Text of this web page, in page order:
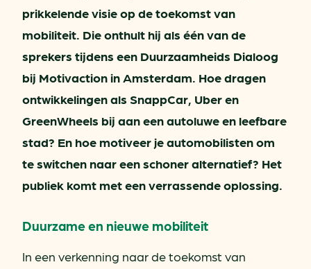
prikkelende visie op de toekomst van
mobiliteit. Die onthult hij als één van de
sprekers tijdens een Duurzaamheids Dialoog
bij Motivaction in Amsterdam. Hoe dragen
ontwikkelingen als SnappCar, Uber en
GreenWheels bij aan een autoluwe en leefbare
stad? En hoe motiveer je automobilisten om
te switchen naar een schoner alternatief? Het
publiek komt met een verrassende oplossing.
Duurzame en nieuwe mobiliteit
In een verkenning naar de toekomst van